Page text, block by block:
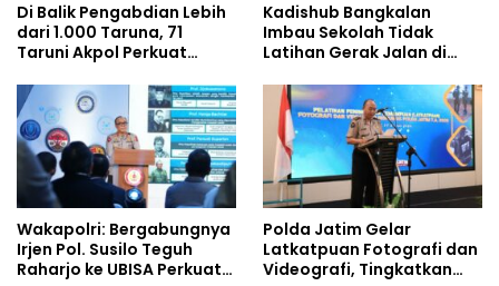
Di Balik Pengabdian Lebih
dari 1.000 Taruna, 71
Taruni Akpol Perkuat
Siswa Sekolah Rakyat
Kadishub Bangkalan
Imbau Sekolah Tidak
Latihan Gerak Jalan di
Wakapolri: Bergabungnya
Irjen Pol. Susilo Teguh
Raharjo ke UBISA Perkuat
Polda Jatim Gelar
Latkatpuan Fotografi dan
Videografi, Tingkatkan